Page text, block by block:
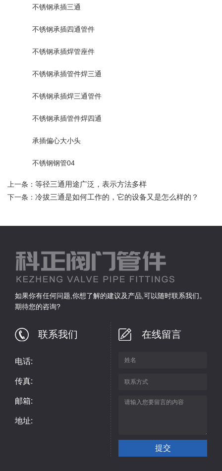
不锈钢承插三通
不锈钢承插四通管件
不锈钢承插焊管座件
不锈钢承插管件焊三通
不锈钢承插焊三通管件
不锈钢承插管件焊四通
承插偏心大小头
不锈钢钢管04
上一条： 等径三通用途广泛，表示方法多样
下一条： 冷拔三通是如何工作的，它的设备又是怎么样的？
如果你有任何问题,你想了解的建议及产品,可以随时联系我们。
期待您的咨询?
联系我们
电话:
传真:
邮箱:
地址:
在线留言